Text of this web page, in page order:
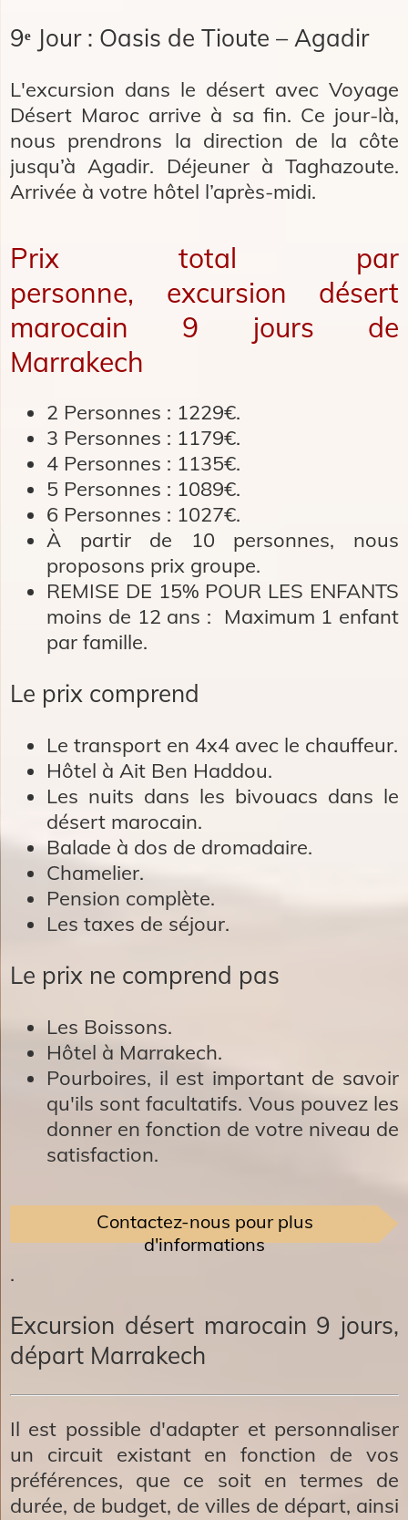
9ᵉ Jour : Oasis de Tioute – Agadir
L'excursion dans le désert avec Voyage
Désert Maroc arrive à sa fin. Ce jour-là,
nous prendrons la direction de la côte
jusqu’à Agadir. Déjeuner à Taghazoute.
Arrivée à votre hôtel l’après-midi.
Prix total par
personne, excursion désert
marocain 9 jours de
Marrakech
2 Personnes : 1229€.
3 Personnes : 1179€.
4 Personnes : 1135€.
5 Personnes : 1089€.
6 Personnes : 1027€.
À partir de 10 personnes, nous
proposons prix groupe.
​REMISE DE 15% POUR LES ENFANTS
moins de 12 ans : Maximum 1 enfant
par famille.
Le prix comprend
Le transport en 4x4 avec le chauffeur.
Hôtel à Ait Ben Haddou.
Les nuits dans les bivouacs dans le
désert marocain.
Balade à dos de dromadaire.
Chamelier.
Pension complète.
Les taxes de séjour.
Le prix ne comprend pas
Les Boissons.
Hôtel à Marrakech.
Pourboires, il est important de savoir
qu'ils sont facultatifs. Vous pouvez les
donner en fonction de votre niveau de
satisfaction.
​Contactez-nous pour plus
d'informations
.
Excursion désert marocain 9 jours,
départ Marrakech
Il est possible d'adapter et personnaliser
un circuit existant en fonction de vos
préférences, que ce soit en termes de
durée, de budget, de villes de départ, ainsi